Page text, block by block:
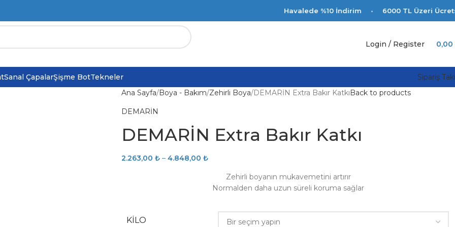
Havalede %10 İndirim • 6000 TL Üzeri Ücretsiz Kargo •
Login / Register 0,00
Sanal ÇapalarŞişme BotTekneler Sipariş
Ana Sayfa Boya - Bakım Zehirli Boya DEMARİN Extra Bakır KatkıBack to products
DEMARİN
DEMARİN Extra Bakır Katkı
2.263,00 ₺ – 4.848,00 ₺
Zehirli boyanın mukavemetini artırır
Normalden daha uzun süreli koruma sağlar
KILO